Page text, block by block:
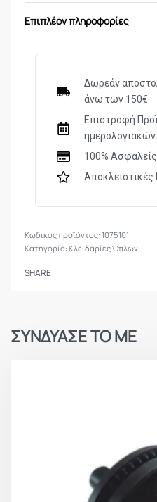
Επιπλέον πληροφορίες
Δωρεάν
άνω των 150€
Επιστροφή
100%
1075101
Κατηγορία:Kλειδαρίες Όπλων
SHARE
ΣΥΝΔΥΑΣΕ ΤΟ ΜΕ